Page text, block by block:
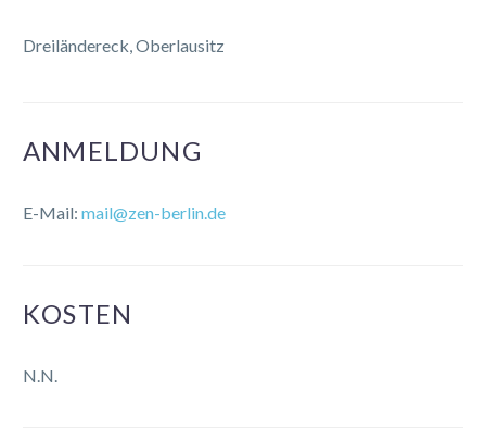
Dreiländereck, Oberlausitz
ANMELDUNG
E-Mail: mail@zen-berlin.de
KOSTEN
N.N.